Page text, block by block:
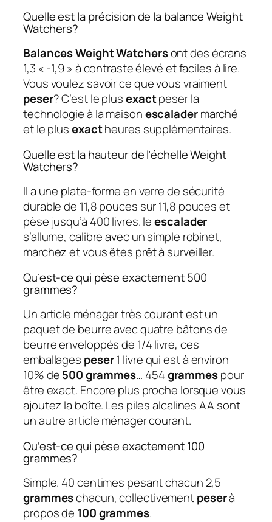
Quelle est la précision de la balance Weight
Watchers?
Balances Weight Watchersont des écrans
1,3 « -1,9 » à contraste élevé et faciles à lire.
Vous voulez savoir ce que vous vraiment
peser? C’est le plusexactpeser la
technologie à la maisonescaladermarché
et le plusexactheures supplémentaires.
Quelle est la hauteur de l’échelle Weight
Watchers?
Il a une plate-forme en verre de sécurité
durable de 11,8 pouces sur 11,8 pouces et
pèse jusqu’à 400 livres. leescalader
s’allume, calibre avec un simple robinet,
marchez et vous êtes prêt à surveiller.
Qu’est-ce qui pèse exactement 500
grammes?
Un article ménager très courant est un
paquet de beurre avec quatre bâtons de
beurre enveloppés de 1/4 livre, ces
emballages peser1 livre qui est à environ
10% de500 grammes… 454grammespour
être exact. Encore plus proche lorsque vous
ajoutez la boîte. Les piles alcalines AA sont
un autre article ménager courant.
Qu’est-ce qui pèse exactement 100
grammes?
Simple. 40 centimes pesant chacun 2,5
grammeschacun, collectivementpeserà
propos de 100 grammes.